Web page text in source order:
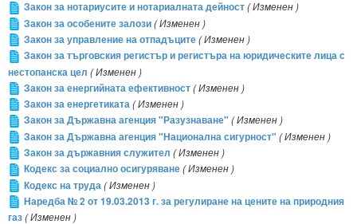
Закон за нотариусите и нотариалната дейност( Изменен )
Закон за особените залози( Изменен )
Закон за управление на отпадъците( Изменен )
Закон за търговския регистър и регистъра на юридическите лица с
нестопанска цел ( Изменен )
Закон за енергийната ефективност( Изменен )
Закон за енергетиката( Изменен )
Закон за Държавна агенция "Разузнаване" ( Изменен )
Закон за Държавна агенция "Национална сигурност" ( Изменен )
Закон за държавния служител ( Изменен )
Кодекс за социално осигуряване( Изменен )
Кодекс на труда( Изменен )
Наредба № 2 от 19.03.2013 г. за регулиране на цените на природния
газ( Изменен )